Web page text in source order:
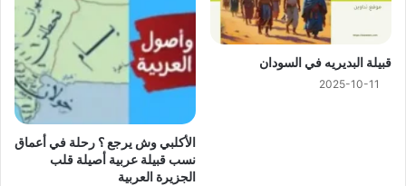
ﻗﺒﻴﻠﺔ ﺍﻟﺒﺪﻳﺮﻳﻪ في السودان
2025-10-11
الأكلبي وش يرجع ؟ رحلة في أعماق
نسب قبيلة عربية أصيلة قلب
الجزيرة العربية